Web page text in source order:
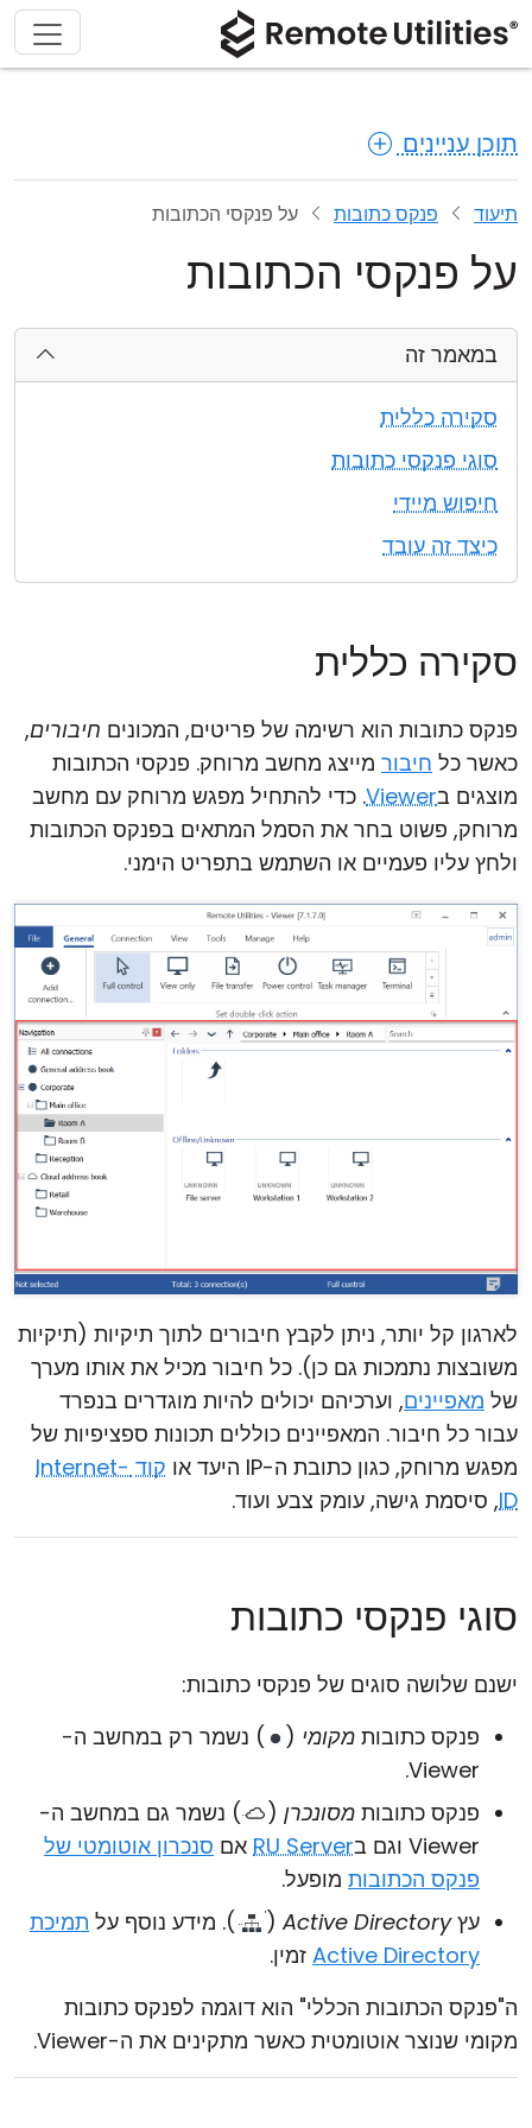
תוכן עניינים
תיעוד פנקס כתובות על פנקסי הכתובות
על פנקסי הכתובות
במאמר זה
סקירה כללית
סוגי פנקסי כתובות
חיפוש מיידי
כיצד זה עובד
סקירה כללית
פנקס כתובות הוא רשימה של פריטים, המכונים חיבורים,
כאשר כל חיבור מייצג מחשב מרוחק. פנקסי הכתובות
מוצגים בViewer. כדי להתחיל מפגש מרוחק עם מחשב
מרוחק, פשוט בחר את הסמל המתאים בפנקס הכתובות
ולחץ עליו פעמיים או השתמש בתפריט הימני.
לארגון קל יותר, ניתן לקבץ חיבורים לתוך תיקיות (תיקיות
משובצות נתמכות גם כן). כל חיבור מכיל את אותו מערך
של מאפיינים, וערכיהם יכולים להיות מוגדרים בנפרד
עבור כל חיבור. המאפיינים כוללים תכונות ספציפיות של
מפגש מרוחק, כגון כתובת ה-IP היעד או
קוד Internet-
ID, סיסמת גישה, עומק צבע ועוד.
סוגי פנקסי כתובות
ישנם שלושה סוגים של פנקסי כתובות:
פנקס כתובות מקומי (
) נשמר רק במחשב ה-
Viewer.
פנקס כתובות מסונכרן (
) נשמר גם במחשב ה-
Viewer וגם ב
RU Server אם סנכרון אוטומטי של
פנקס הכתובות מופעל.
עץActive Directory
( ). מידע נוסף על תמיכת
Active Directory זמין.
ה"פנקס הכתובות הכללי" הוא דוגמה לפנקס כתובות
מקומי שנוצר אוטומטית כאשר מתקינים את ה-Viewer.